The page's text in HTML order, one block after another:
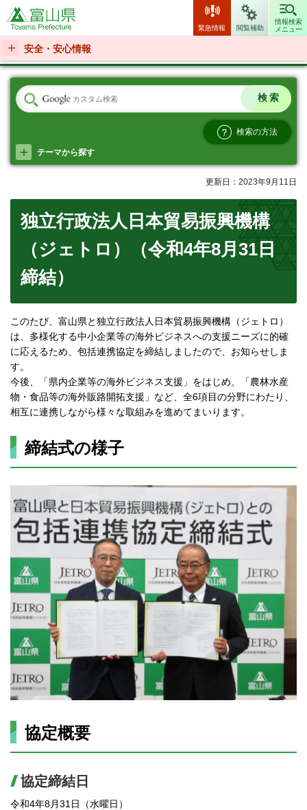
富山県
緊急情報 閲覧補助
情報検索
メニュー
安全・安心情報
検索の方法
テーマから探す
更新日：2023年9月11日
独立行政法人日本貿易振興機構
（ジェトロ）（令和4年8月31日
締結）
このたび、富山県と独立行政法人日本貿易振興機構（ジェトロ）
は、多様化する中小企業等の海外ビジネスへの支援ニーズに的確
に応えるため、包括連携協定を締結しましたので、お知らせしま
す。
今後、「県内企業等の海外ビジネス支援」をはじめ、「農林水産
物・食品等の海外販路開拓支援」など、全6項目の分野にわたり、
相互に連携しながら様々な取組みを進めてまいります。
締結式の様子
協定概要
協定締結日
令和4年8月31日（水曜日）